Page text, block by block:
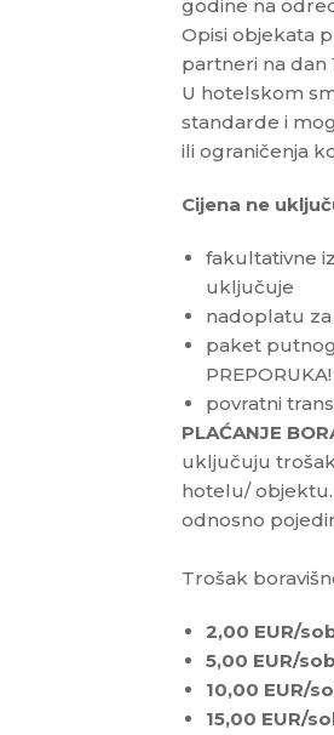
godine na
Opisi objekata
partneri na dan
U hotelskom
standarde i
ili ograničenja
Cijena ne
fakultativne
uključuje
nadoplatu
paket
PREPORUKA!
povratni
PLAĆANJE
uključuju
hotelu/
odnosno
Trošak
2,00 EUR/
5,00 EUR/
10,00 EUR/
15,00 EUR/